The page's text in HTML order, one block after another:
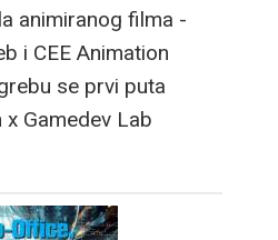
animiranog filma -
i CEE Animation
se prvi puta
Gamedev Lab